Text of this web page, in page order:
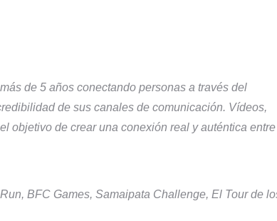
de 5 años conectando personas a través del
de sus canales de comunicación. Vídeos,
objetivo de crear una conexión real y auténtica entre
BFC Games, Samaipata Challenge, El Tour de